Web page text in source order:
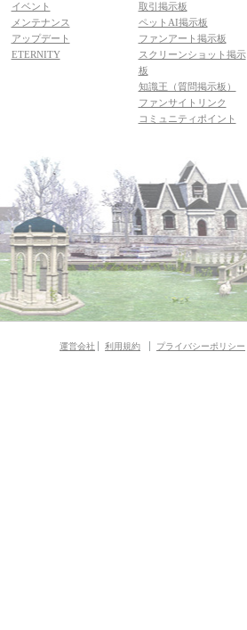
イベント
メンテナンス
アップデート
ETERNITY
取引掲示板
ペットAI掲示板
ファンアート掲示板
スクリーンショット掲示
板
知識王（質問掲示板）
ファンサイトリンク
コミュニティポイント
運営会社 利用規約 プライバシーポリシー